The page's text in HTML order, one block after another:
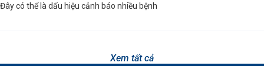
Đây có thể là dấu hiệu cảnh báo nhiều bệnh
Xem tất cả